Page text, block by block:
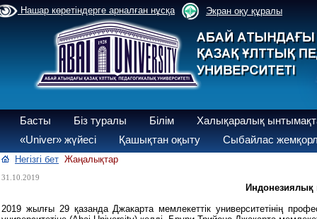
Нашар көретіндерге арналған нұсқа Экран оқу құралы
Басты Біз туралы Білім
Халықаралық
«Univer» жүйесі
Қашықтан оқыту Сыбайлас
Негізгі бет Жаңалықтар
31.10.2019
Индонезиялық
2019 жылғы 29 қазанда Джакарта мемлекеттік университетінің